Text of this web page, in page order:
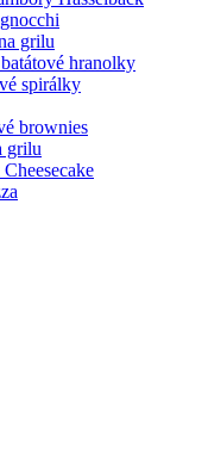
grilu
hranolky
spirálky
brownies
grilu